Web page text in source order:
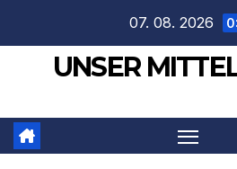
springen
07. 08. 2026
UNSER